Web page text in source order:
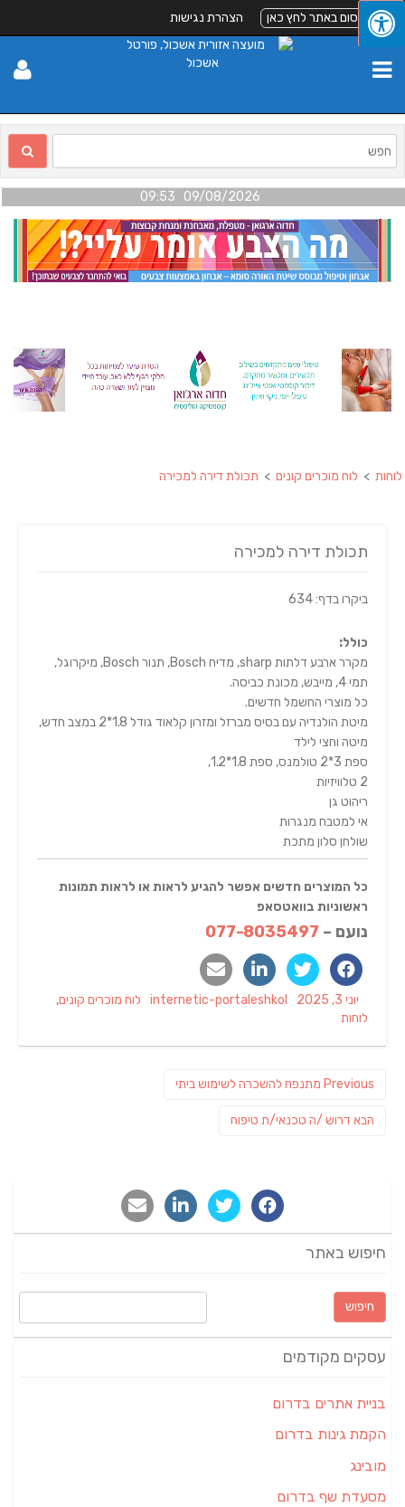
לפרסום באתר לחץ כאן הצהרת נגישות
09/08/2026 09:53
לוחות > לוח מוכרים קונים > תכולת דירה למכירה
תכולת דירה למכירה
ביקרו בדף: 634
כולל:
מקרר ארבע דלתות sharp, מדיח Bosch, תנור Bosch, מיקרוגל,
תמי 4, מייבש, מכונת כביסה.
כל מוצרי החשמל חדשים.
מיטת הולנדיה עם בסיס מברזל ומזרון קלאוד גודל 1.8*2 במצב חדש,
מיטה וחצי לילד
ספת 3*2 טולמנס, ספת 1.8*1.2,
2 טלוויזיות
ריהוט גן
אי למטבח מנגרות
שולחן סלון מתכת
כל המוצרים חדשים אפשר להגיע לראות או לראות תמונות
ראשוניות בוואטסאפ
נועם –
077-8035497
Posted
on
יוני 3, 2025 Author
internetic-portaleshkol
Categories
לוח מוכרים קונים,
לוחות
Previous
Previous
מתנפח להשכרה לשימוש ביתי
הבא פוסט
דרוש /ה טכנאי/ת טיפוח
חיפוש באתר
חיפוש:
עסקים מקודמים
בניית אתרים בדרום
הקמת גינות בדרום
מובינג
מסעדת שף בדרום